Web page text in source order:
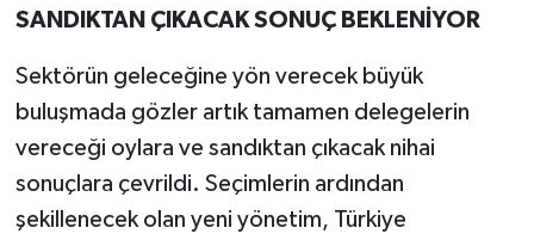
SANDIKTAN ÇIKACAK SONUÇ BEKLENİYOR
Sektörün geleceğine yön verecek büyük
buluşmada gözler artık tamamen delegelerin
vereceği oylara ve sandıktan çıkacak nihai
sonuçlara çevrildi. Seçimlerin ardından
şekillenecek olan yeni yönetim, Türkiye